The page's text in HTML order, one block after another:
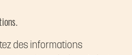
des informations